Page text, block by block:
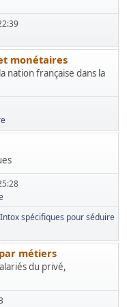
monétaires
nation française dans la
Intox spécifiques pour séduire
métiers
du privé,